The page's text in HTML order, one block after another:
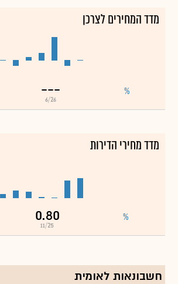
מדד המחירים לצרכן
%
---
6/26
מדד מחירי הדירות
%
0.80
11/25
חשבונאות לאומית